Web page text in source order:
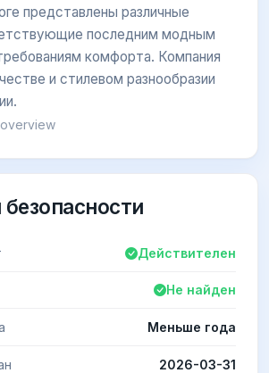
представлены различные
последним модным
комфорта. Компания
и стилевом разнообразии
Действителен
Не найден
Меньше года
2026-03-31